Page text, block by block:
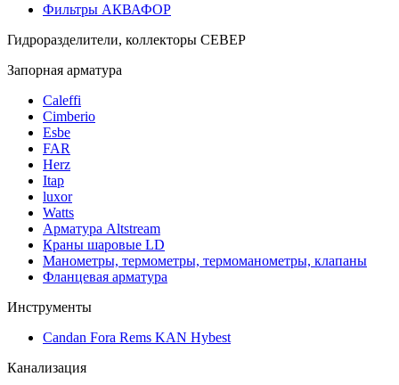
Фильтры АКВАФОР
Гидроразделители, коллекторы СЕВЕР
Запорная арматура
Caleffi
Cimberio
Esbe
FAR
Herz
Itap
luxor
Watts
Арматура Altstream
Краны шаровые LD
Манометры, термометры, термоманометры, клапаны
Фланцевая арматура
Инструменты
Candan Fora Rems KAN Hybest
Канализация